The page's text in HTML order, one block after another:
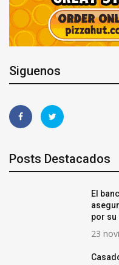
Siguenos
Posts Destacados
El
por su
23